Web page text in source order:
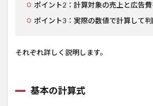
ポイント2：計算対象の売上と広告
ポイント3：実際の数値で計算して判
それぞれ詳しく説明します。
基本の計算式